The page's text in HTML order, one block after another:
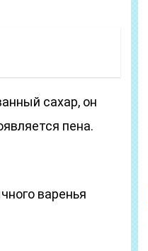
сахар, он
пена.
варенья